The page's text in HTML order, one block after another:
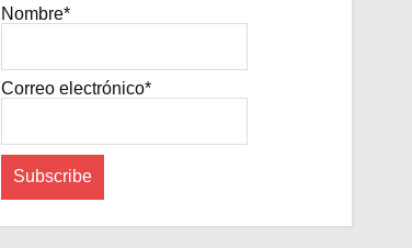
Nombre*
Correo electrónico*